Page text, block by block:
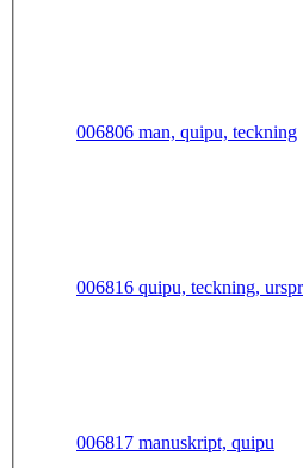
006806 man, quipu, teckning
006816 quipu, teckning,
006817 manuskript, quipu